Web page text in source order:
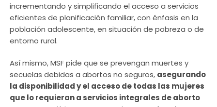
incrementando y simplificando el acceso a servicios
eficientes de planificación familiar, con énfasis en la
población adolescente, en situación de pobreza o de
entorno rural.
Así mismo, MSF pide que se prevengan muertes y
secuelas debidas a abortos no seguros, asegurando
la disponibilidad y el acceso de todas las mujeres
que lo requieran a servicios integrales de aborto